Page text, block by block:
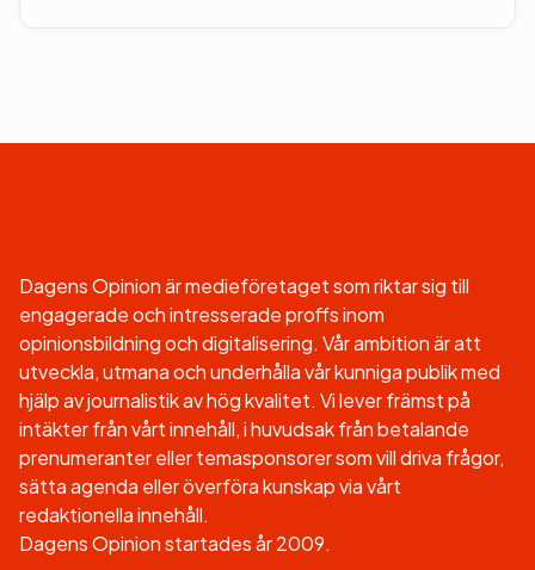
Dagens Opinion är medieföretaget som riktar sig till
engagerade och intresserade proffs inom
opinionsbildning och digitalisering. Vår ambition är att
utveckla, utmana och underhålla vår kunniga publik med
hjälp av journalistik av hög kvalitet. Vi lever främst på
intäkter från vårt innehåll, i huvudsak från betalande
prenumeranter eller temasponsorer som vill driva frågor,
sätta agenda eller överföra kunskap via vårt
redaktionella innehåll.
Dagens Opinion startades år 2009.